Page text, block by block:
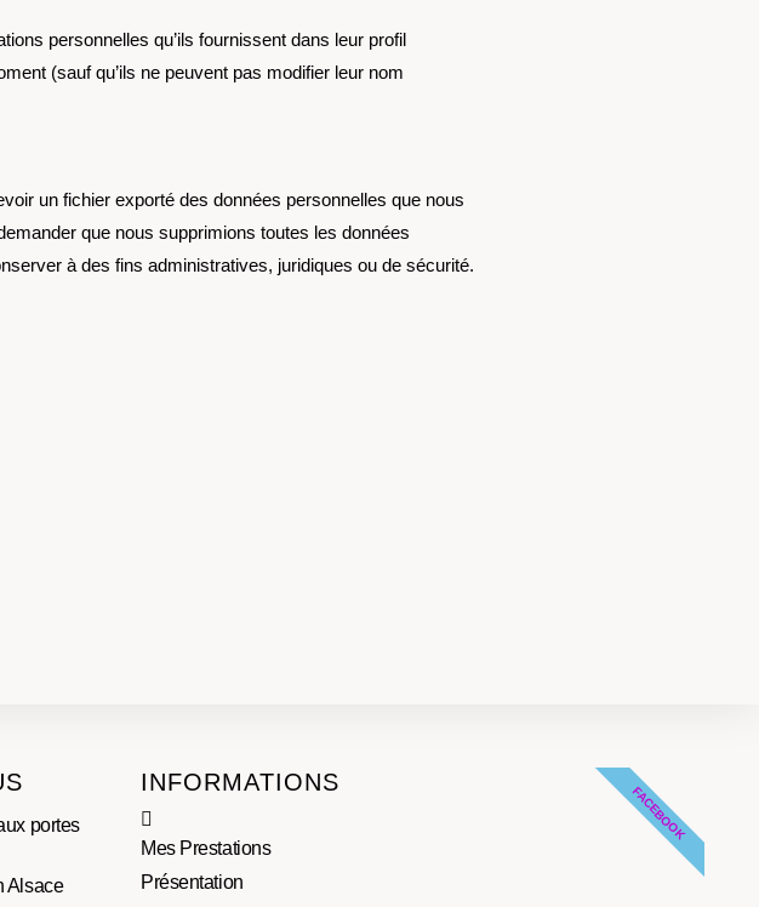
personnelles qu’ils fournissent dans leur profil
(sauf qu’ils ne peuvent pas modifier leur nom
un fichier exporté des données personnelles que nous
que nous supprimions toutes les données
à des fins administratives, juridiques ou de sécurité.
portes
Alsace
INFORMATIONS
Mes Prestations
Présentation
FACEBOOK